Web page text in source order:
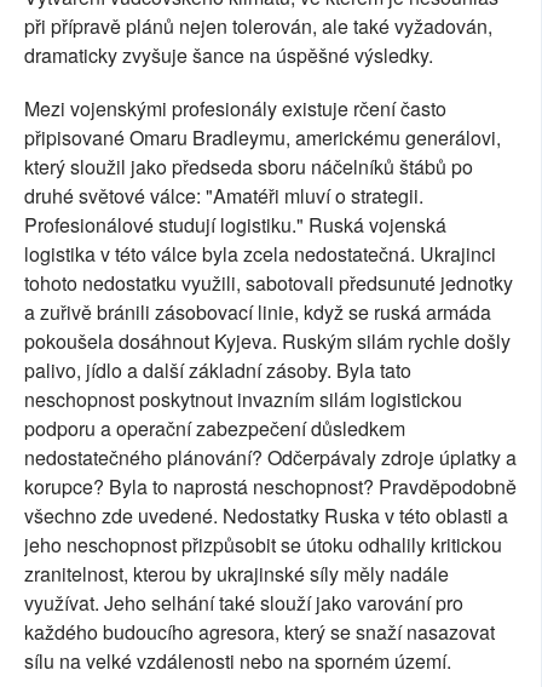
při přípravě plánů nejen tolerován, ale také vyžadován,
dramaticky zvyšuje šance na úspěšné výsledky.
Mezi vojenskými profesionály existuje rčení často
připisované Omaru Bradleymu, americkému generálovi,
který sloužil jako předseda sboru náčelníků štábů po
druhé světové válce: "Amatéři mluví o strategii.
Profesionálové studují logistiku." Ruská vojenská
logistika v této válce byla zcela nedostatečná. Ukrajinci
tohoto nedostatku využili, sabotovali předsunuté jednotky
a zuřivě bránili zásobovací linie, když se ruská armáda
pokoušela dosáhnout Kyjeva. Ruským silám rychle došly
palivo, jídlo a další základní zásoby. Byla tato
neschopnost poskytnout invazním silám logistickou
podporu a operační zabezpečení důsledkem
nedostatečného plánování? Odčerpávaly zdroje úplatky a
korupce? Byla to naprostá neschopnost? Pravděpodobně
všechno zde uvedené. Nedostatky Ruska v této oblasti a
jeho neschopnost přizpůsobit se útoku odhalily kritickou
zranitelnost, kterou by ukrajinské síly měly nadále
využívat. Jeho selhání také slouží jako varování pro
každého budoucího agresora, který se snaží nasazovat
sílu na velké vzdálenosti nebo na sporném území.